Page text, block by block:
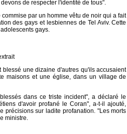
de respecter l'identité de tous".
par un homme vêtu de noir qui a fait
des gays et lesbiennes de Tel Aviv. Cette
gays.
une dizaine d'autres qu'ils accusaient
maisons et une église, dans un village de
dans ce triste incident", a déclaré le
d'avoir profané le Coran", a-t-il ajouté,
précisions sur ladite profanation. "Les morts
ministre.